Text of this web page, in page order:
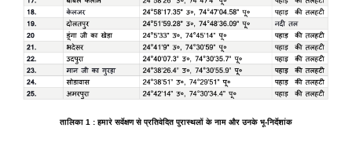
तालिका 1 : हमारे सर्वेक्षण से प्रतिवेदित पुरास्थलों के नाम और उनके भू-निर्देशांक